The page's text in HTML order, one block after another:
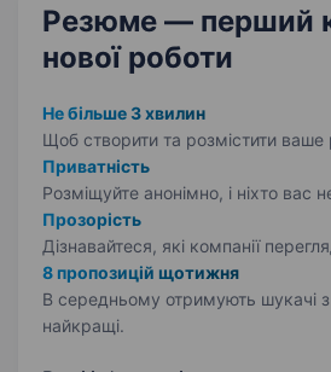
Резюме — перший
нової роботи
Не більше 3 хвилин
Щоб створити та розмістити ваше
Приватність
Розміщуйте анонімно, і ніхто вас
Прозорість
Дізнавайтеся, які компанії
8 пропозицій щотижня
В середньому отримують шукачі
найкращі.